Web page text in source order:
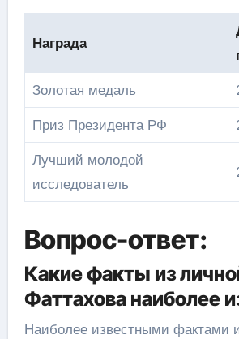
Награда
Золотая медаль
Приз Президента РФ
Лучший молодой
исследователь
Вопрос-ответ:
Какие факты из
Фаттахова наиболее
Наиболее известными фактами